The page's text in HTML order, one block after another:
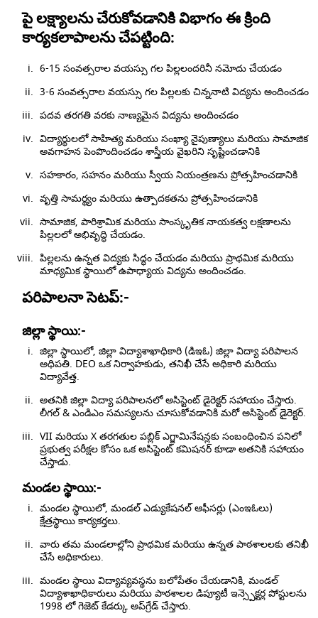
పై లక్ష్యాలను చేరుకోవడానికి విభాగం ఈ క్రింది
కార్యకలాపాలను చేపట్టింది:
6-15 సంవత్సరాల వయస్సు గల పిల్లలందరినీ నమోదు చేయడం
3-6 సంవత్సరాల వయస్సు గల పిల్లలకు చిన్ననాటి విద్యను అందించడం
పదవ తరగతి వరకు నాణ్యమైన విద్యను అందించడం
విద్యార్థులలో సాహిత్య మరియు సంఖ్యా నైపుణ్యాలు మరియు సామాజిక
అవగాహన పెంపొందించడం శాస్త్రీయ వైఖరిని సృష్టించడానికి
సహకారం, సహనం మరియు స్వీయ నియంత్రణను ప్రోత్సహించడానికి
వృత్తి సామర్థ్యం మరియు ఉత్పాదకతను ప్రోత్సహించడానికి
సామాజిక, పారిశ్రామిక మరియు సాంస్కృతిక నాయకత్వ లక్షణాలను
పిల్లలలో అభివృద్ధి చేయడం.
పిల్లలను ఉన్నత విద్యకు సిద్ధం చేయడం మరియు ప్రాథమిక మరియు
మాధ్యమిక స్థాయిలో ఉపాధ్యాయ విద్యను అందించడం.
పరిపాలనా సెటప్:-
జిల్లా స్థాయి:-
జిల్లా స్థాయిలో, జిల్లా విద్యాశాఖాధికారి (డిఇఓ) జిల్లా విద్యా పరిపాలన
అధిపతి. DEO ఒక నిర్వాహకుడు, తనిఖీ చేసే అధికారి మరియు
విద్యావేత్త.
అతనికి జిల్లా విద్యా పరిపాలనలో అసిస్టెంట్ డైరెక్టర్ సహాయం చేస్తారు.
లీగల్ & ఎండిఎం సమస్యలను చూసుకోవడానికి మరో అసిస్టెంట్ డైరెక్టర్.
VII మరియు X తరగతుల పబ్లిక్ ఎగ్జామినేషన్లకు సంబంధించిన పనిలో
ప్రభుత్వ పరీక్షల కోసం ఒక అసిస్టెంట్ కమిషనర్ కూడా అతనికి సహాయం
చేస్తాడు.
మండల స్థాయి:-
మండల స్థాయిలో, మండల్ ఎడ్యుకేషనల్ ఆఫీసర్లు (ఎంఇఓలు)
క్షేత్రస్థాయి కార్యకర్తలు.
వారు తమ మండలాల్లోని ప్రాథమిక మరియు ఉన్నత పాఠశాలలకు తనిఖీ
చేసే అధికారులు.
మండల స్థాయి విద్యావ్యవస్థను బలోపేతం చేయడానికి, మండల్
విద్యాశాఖాధికారులు మరియు పాఠశాలల డిప్యూటీ ఇన్స్పెక్టర్ల పోస్టులను
1998 లో గెజెట్ కేడర్కు అప్‌గ్రేడ్ చేస్తారు.